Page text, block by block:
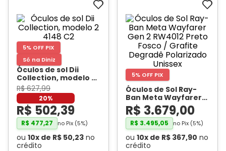
Ban
Todas
Marcas
Marcas
Exclusivas
Dii
Collection
DNZ
Ono
Todas
Exclusivas
Polaroid
Vogue
Todas
Marcas
Marcas
Exclusivas
Collection
DNZ
Hit
Ono
Todas
as
Marcas
Marcas
Exclusivas
Dii
Collection
Hit
Ono
Todas
Exclusivas
Unissex
Marcas
Dii
Collection
DNZ
Hit
Ono
5% OFF PIX
Só na Diniz
Óculos de sol Dii
Collection, modelo 2
4148 C2- DII
COLLECTION
R$ 627,99
20%
R$ 502,39
R$ 477,27 no Pix (5%)
ou 10x de R$ 50,23 no
crédito
5% OFF PIX
Óculos de Sol Ray-
Ban Meta Wayfarer
Gen 2 RW4012 Preto
Fosco / Grafite
Degradê Polarizado
Unissex- RAY BAN
META
R$ 3.679,00
R$ 3.495,05 no Pix (5%)
ou 10x de R$ 367,90 no
crédito